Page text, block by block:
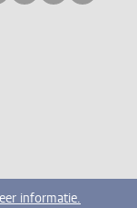
op mastodon
informatie.